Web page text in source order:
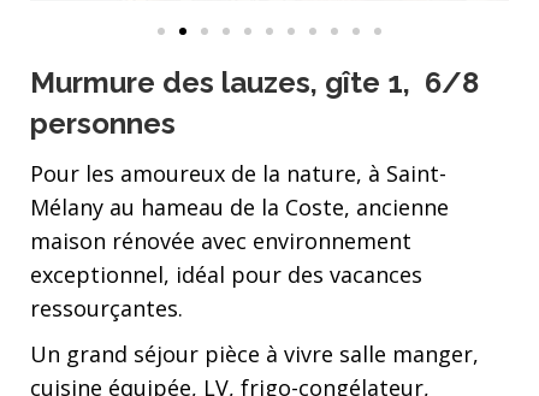
Murmure des lauzes, gîte 1, 6/8
personnes
Pour les amoureux de la nature, à Saint-
Mélany au hameau de la Coste, ancienne
maison rénovée avec environnement
exceptionnel, idéal pour des vacances
ressourçantes.
Un grand séjour pièce à vivre salle manger,
cuisine équipée, LV, frigo-congélateur,